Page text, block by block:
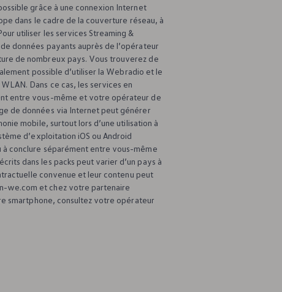
grâce à une connexion Internet
dans le cadre de la couverture réseau, à
utiliser les services Streaming &
données payants auprès de l’opérateur
de nombreux pays. Vous trouverez de
possible d’utiliser la Webradio et le
Dans ce cas, les services en
entre vous-même et votre opérateur de
de données via Internet peut générer
mobile, surtout lors d’une utilisation à
d’exploitation iOS ou Android
conclure séparément entre vous-même
dans les packs peut varier d’un pays à
convenue et leur contenu peut
we.com et chez votre partenaire
smartphone, consultez votre opérateur